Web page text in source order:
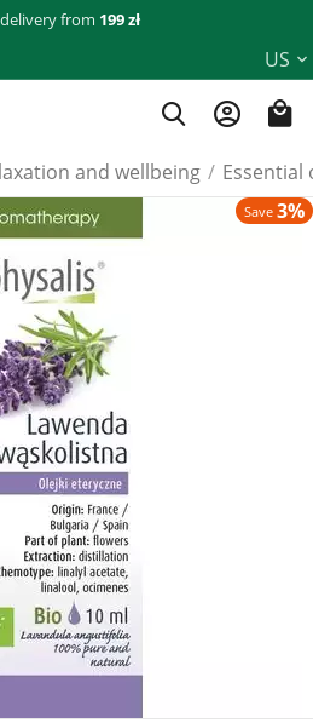
from 199 zł
US
and wellbeing / Essential
Save 3%